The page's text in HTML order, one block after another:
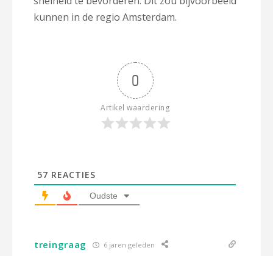
kunnen in de regio Amsterdam.
0
Artikel waardering
57 REACTIES
Oudste
treingraag 6 jaren geleden